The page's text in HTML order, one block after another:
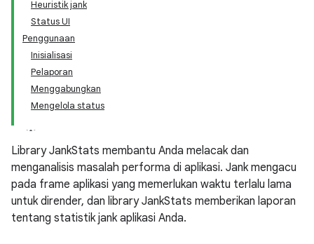
Heuristik jank
Status UI
Penggunaan
Inisialisasi
Pelaporan
Menggabungkan
Mengelola status
Library JankStats membantu Anda melacak dan
menganalisis masalah performa di aplikasi. Jank mengacu
pada frame aplikasi yang memerlukan waktu terlalu lama
untuk dirender, dan library JankStats memberikan laporan
tentang statistik jank aplikasi Anda.